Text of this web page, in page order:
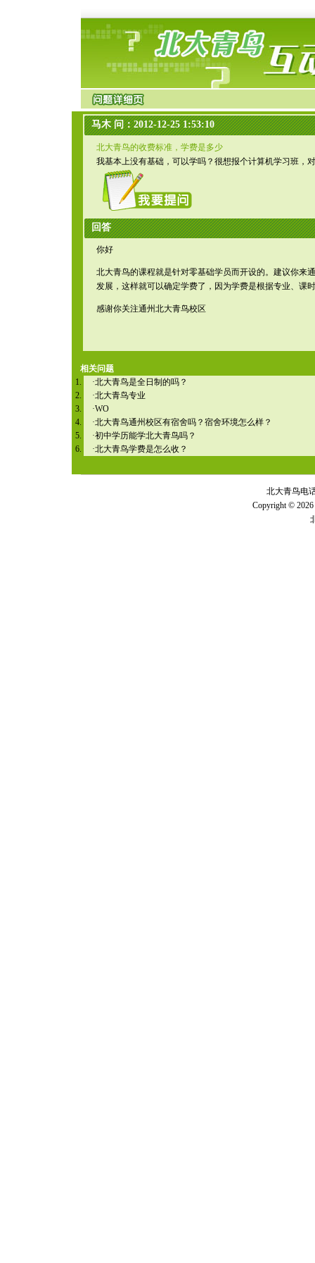
马木 问：2012-12-25 1:53:10
北大青鸟的收费标准，学费是多少
我基本上没有基础，可以学吗？很想报个计算机学习班，
回答
你好
北大青鸟的课程就是针对零基础学员而开设的。建议你来
发展，这样就可以确定学费了，因为学费是根据专业、课
感谢你关注通州北大青鸟校区
相关问题
·北大青鸟是全日制的吗？
·北大青鸟专业
·WO
·北大青鸟通州校区有宿舍吗？宿舍环境怎么样？
·初中学历能学北大青鸟吗？
·北大青鸟学费是怎么收？
北大青鸟电
Copyright © 2026